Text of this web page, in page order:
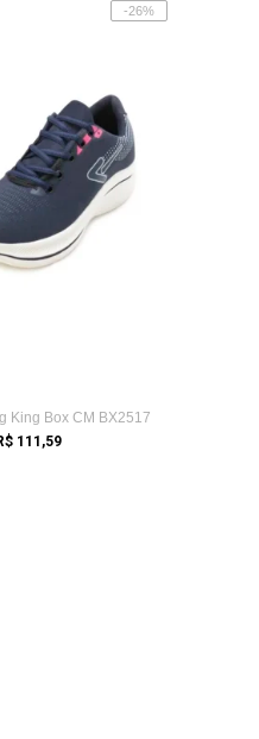
-26%
King Box CM BX2517
111,59